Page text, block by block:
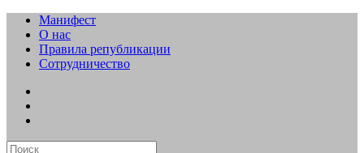
Манифест
О нас
Правила републикации
Сотрудничество